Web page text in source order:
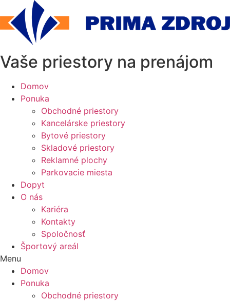
Preskočiť
na
obsah
Vaše priestory na prenájom
Domov
Ponuka
Obchodné priestory
Kancelárske priestory
Bytové priestory
Skladové priestory
Reklamné plochy
Parkovacie miesta
Dopyt
O nás
Kariéra
Kontakty
Spoločnosť
Športový areál
Menu
Domov
Ponuka
Obchodné priestory